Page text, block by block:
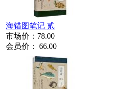
海错图笔记 贰
市场价： 78.00
会员价： 66.00